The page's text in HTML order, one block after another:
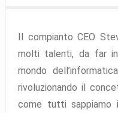
Il compianto CEO
molti talenti, da far
mondo
rivoluzionando il
come tutti sappiamo